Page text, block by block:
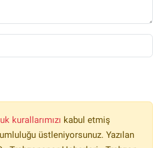
kurallarımızı kabul etmiş
üstleniyorsunuz. Yazılan